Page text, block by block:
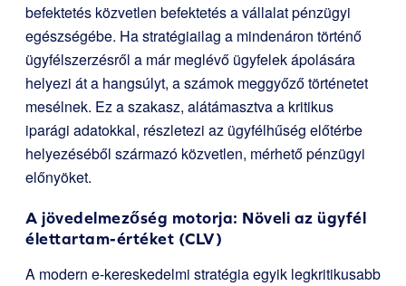
befektetés közvetlen befektetés a vállalat pénzügyi
egészségébe. Ha stratégiailag a mindenáron történő
ügyfélszerzésről a már meglévő ügyfelek ápolására
helyezi át a hangsúlyt, a számok meggyőző történetet
mesélnek. Ez a szakasz, alátámasztva a kritikus
iparági adatokkal, részletezi az ügyfélhűség előtérbe
helyezéséből származó közvetlen, mérhető pénzügyi
előnyöket.
A jövedelmezőség motorja: Növeli az ügyfél
élettartam-értéket (CLV)
A modern e-kereskedelmi stratégia egyik legkritikusabb